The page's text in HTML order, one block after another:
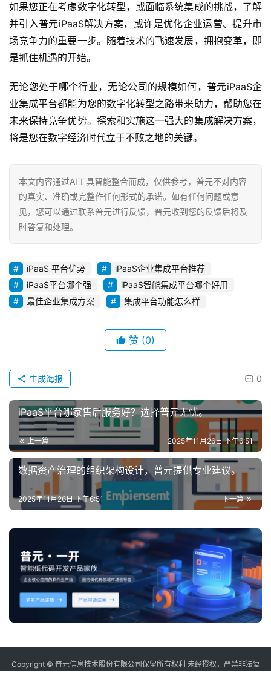
如果您正在考虑数字化转型，或面临系统集成的挑战，了解
并引入普元iPaaS解决方案，或许是优化企业运营、提升市
场竞争力的重要一步。随着技术的飞速发展，拥抱变革，即
是抓住机遇的开始。
无论您处于哪个行业，无论公司的规模如何，普元iPaaS企
业集成平台都能为您的数字化转型之路带来助力，帮助您在
未来保持竞争优势。探索和实施这一强大的集成解决方案，
将是您在数字经济时代立于不败之地的关键。
本文内容通过AI工具智能整合而成，仅供参考，普元不对内容
的真实、准确或完整作任何形式的承诺。如有任何问题或意
见，您可以通过联系普元进行反馈，普元收到您的反馈后将及
时答复和处理。
iPaaS 平台优势
iPaaS企业集成平台推荐
iPaaS平台哪个强
iPaaS智能集成平台哪个好用
最佳企业集成方案
集成平台功能怎么样
赞 (0)
0
生成海报
iPaaS平台哪家售后服务好？选择普元无忧。
上一篇 2025年11月26日 下午6:51
数据资产治理的组织架构设计，普元提供专业建议。
下一篇
2025年11月26日 下午6:51
Copyright © 普元信息技术股份有限公司保留所有权利 未经授权，严禁非法复